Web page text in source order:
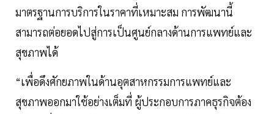
มาตรฐานการบริการในราคาที่เหมาะสม การพัฒนานี้
สามารถต่อยอดไปสู่การเป็นศูนย์กลางด้านการแพทย์และ
สุขภาพได้
“เพื่อดึงศักยภาพในด้านอุตสาหกรรมการแพทย์และ
สุขภาพออกมาใช้อย่างเต็มที่ ผู้ประกอบการภาคธุรกิจต้อง